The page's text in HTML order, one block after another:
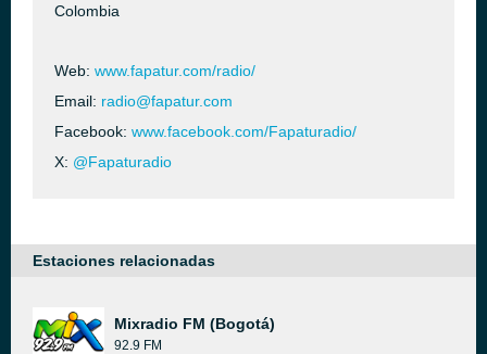
Colombia
Web: www.fapatur.com/radio/
Email: radio@fapatur.com
Facebook: www.facebook.com/Fapaturadio/
X: @Fapaturadio
Estaciones relacionadas
Mixradio FM (Bogotá)
92.9 FM